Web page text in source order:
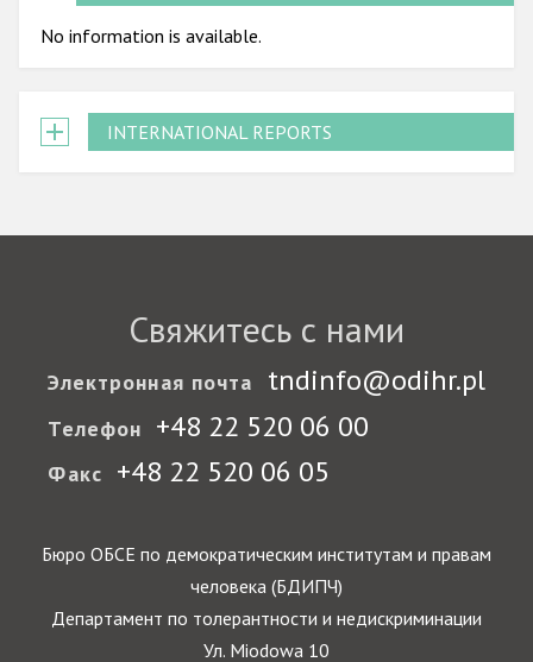
No information is available.
INTERNATIONAL REPORTS
Свяжитесь с нами
Электронная почта tndinfo@odihr.pl
Телефон +48 22 520 06 00
Факс +48 22 520 06 05
Бюро ОБСЕ по демократическим институтам и правам
человека (БДИПЧ)
Департамент по толерантности и недискриминации
Ул. Miodowa 10